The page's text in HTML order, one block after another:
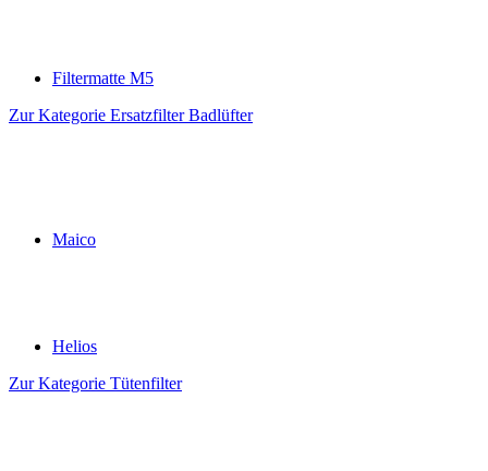
Filtermatte M5
Zur Kategorie Ersatzfilter Badlüfter
Maico
Helios
Zur Kategorie Tütenfilter